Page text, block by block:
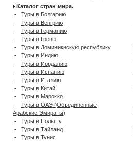
Каталог стран мира.
- Туры в Болгарию
- Туры в Венгрию
- Туры в Германию
- Туры в Грецю
- Туры в Доминикнскую республику
- Туры в Индию
- Туры в Иорданию
- Туры в Испанию
- Туры в Италию
- Туры в Китай
- Туры в Марокко
- Туры в ОАЭ (Объединенные
Арабские Эмираты)
- Туры в Польшу
- Туры в Тайланд
- Туры в Тунис